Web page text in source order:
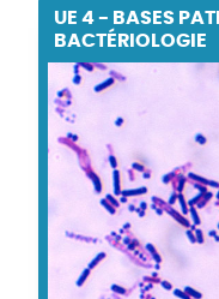
UE 4 - BASES
BACTÉRIOLOGIE